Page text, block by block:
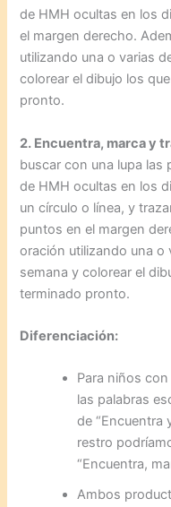
de HMH ocultas en los
el margen derecho.
utilizando una o varias
colorear el dibujo los
pronto.
2. Encuentra, marca y
buscar con una lupa las
de HMH ocultas en los
un círculo o línea, y
puntos en el margen
oración utilizando una o
semana y colorear el
terminado pronto.
Diferenciación:
Para niños
las palabras
de “Encuentra
restro
“Encuentra,
Ambos